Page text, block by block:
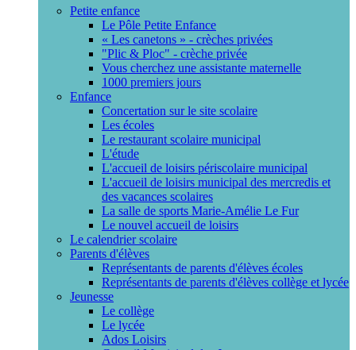
Petite enfance
Le Pôle Petite Enfance
« Les canetons » - crèches privées
"Plic & Ploc" - crèche privée
Vous cherchez une assistante maternelle
1000 premiers jours
Enfance
Concertation sur le site scolaire
Les écoles
Le restaurant scolaire municipal
L'étude
L'accueil de loisirs périscolaire municipal
L'accueil de loisirs municipal des mercredis et
des vacances scolaires
La salle de sports Marie-Amélie Le Fur
Le nouvel accueil de loisirs
Le calendrier scolaire
Parents d'élèves
Représentants de parents d'élèves écoles
Représentants de parents d'élèves collège et lycée
Jeunesse
Le collège
Le lycée
Ados Loisirs